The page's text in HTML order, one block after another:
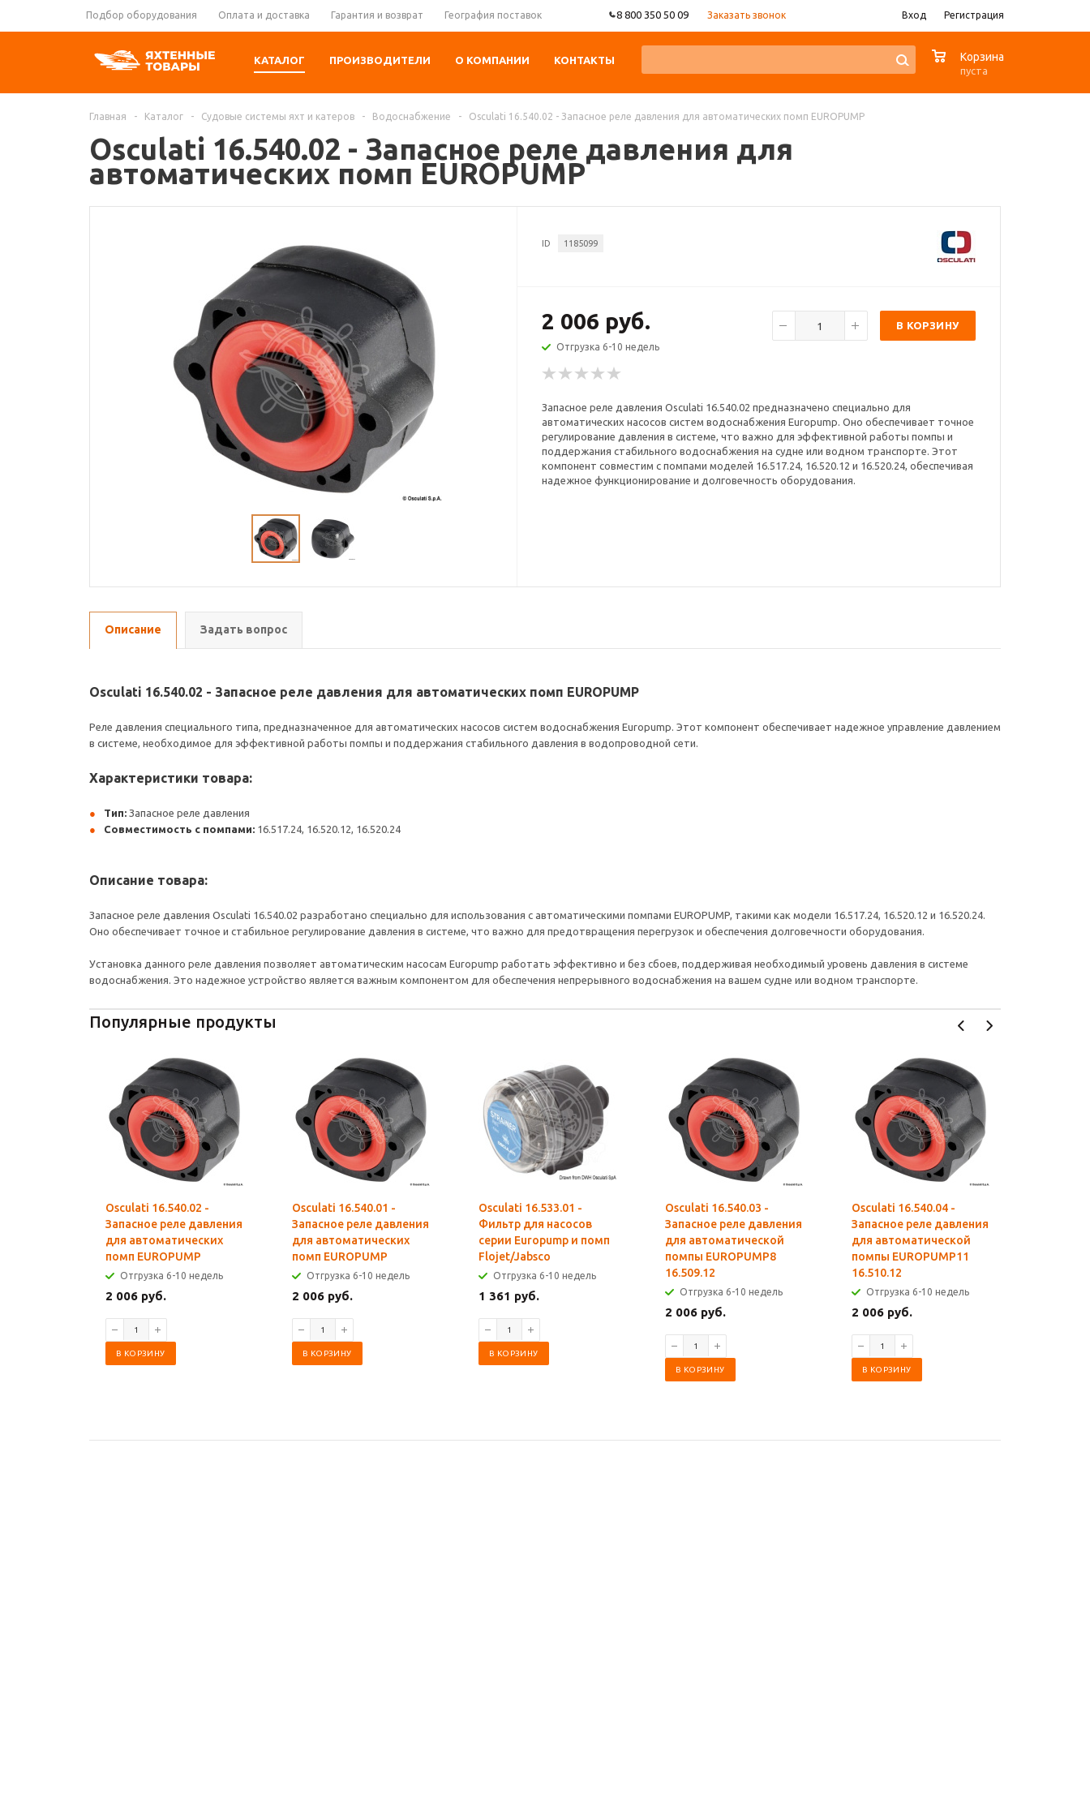
Подбор оборудования Оплата и доставка Гарантия и возврат География поставок 8 800 350 50 09 Заказать звонок Вход Регистрация
КАТАЛОГ ПРОИЗВОДИТЕЛИ О КОМПАНИИ КОНТАКТЫ Корзина
пуста
Главная - Каталог - Судовые системы яхт и катеров - Водоснабжение - Osculati 16.540.02 - Запасное реле давления для автоматических помп EUROPUMP
Osculati 16.540.02 - Запасное реле давления для
автоматических помп EUROPUMP
ID 1185099
2 006 руб.
Отгрузка 6-10 недель
В КОРЗИНУ
Запасное реле давления Osculati 16.540.02 предназначено специально для
автоматических насосов систем водоснабжения Europump. Оно обеспечивает точное
регулирование давления в системе, что важно для эффективной работы помпы и
поддержания стабильного водоснабжения на судне или водном транспорте. Этот
компонент совместим с помпами моделей 16.517.24, 16.520.12 и 16.520.24, обеспечивая
надежное функционирование и долговечность оборудования.
Описание Задать вопрос
Osculati 16.540.02 - Запасное реле давления для автоматических помп EUROPUMP
Реле давления специального типа, предназначенное для автоматических насосов систем водоснабжения Europump. Этот компонент обеспечивает надежное управление давлением
в системе, необходимое для эффективной работы помпы и поддержания стабильного давления в водопроводной сети.
Характеристики товара:
Тип: Запасное реле давления
Совместимость с помпами: 16.517.24, 16.520.12, 16.520.24
Описание товара:
Запасное реле давления Osculati 16.540.02 разработано специально для использования с автоматическими помпами EUROPUMP, такими как модели 16.517.24, 16.520.12 и 16.520.24.
Оно обеспечивает точное и стабильное регулирование давления в системе, что важно для предотвращения перегрузок и обеспечения долговечности оборудования.
Установка данного реле давления позволяет автоматическим насосам Europump работать эффективно и без сбоев, поддерживая необходимый уровень давления в системе
водоснабжения. Это надежное устройство является важным компонентом для обеспечения непрерывного водоснабжения на вашем судне или водном транспорте.
Популярные продукты
Osculati 16.540.02 -
Запасное реле давления
для автоматических
помп EUROPUMP
Отгрузка 6-10 недель
2 006 руб.
В КОРЗИНУ
Osculati 16.540.01 -
Запасное реле давления
для автоматических
помп EUROPUMP
Отгрузка 6-10 недель
2 006 руб.
В КОРЗИНУ
Osculati 16.533.01 -
Фильтр для насосов
серии Europump и помп
Flojet/Jabsco
Отгрузка 6-10 недель
1 361 руб.
В КОРЗИНУ
Osculati 16.540.03 -
Запасное реле давления
для автоматической
помпы EUROPUMP8
16.509.12
Отгрузка 6-10 недель
2 006 руб.
В КОРЗИНУ
Osculati 16.540.04 -
Запасное реле давления
для автоматической
помпы EUROPUMP11
16.510.12
Отгрузка 6-10 недель
2 006 руб.
В КОРЗИНУ